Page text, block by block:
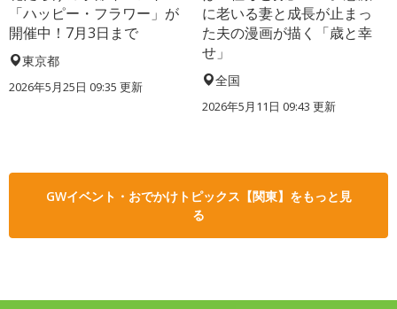
「ハッピー・フラワー」が
開催中！7月3日まで
東京都
2026年5月25日 09:35 更新
に老いる妻と成長が止まっ
た夫の漫画が描く「歳と幸
せ」
全国
2026年5月11日 09:43 更新
GWイベント・おでかけトピックス【関東】をもっと見
る